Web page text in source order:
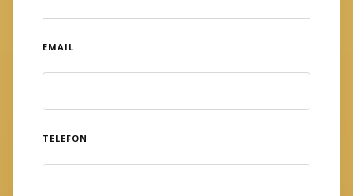
EMAIL
TELEFON